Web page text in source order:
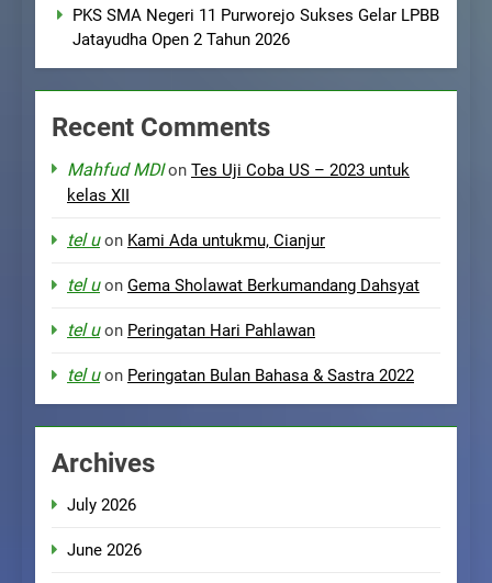
PKS SMA Negeri 11 Purworejo Sukses Gelar LPBB
Jatayudha Open 2 Tahun 2026
Recent Comments
Mahfud MDIon Tes Uji Coba US – 2023 untuk
kelas XII
tel uon Kami Ada untukmu, Cianjur
tel uon Gema Sholawat Berkumandang Dahsyat
tel uon Peringatan Hari Pahlawan
tel uon Peringatan Bulan Bahasa & Sastra 2022
Archives
July 2026
June 2026